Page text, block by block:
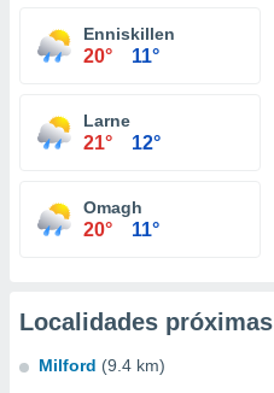
Enniskillen
20° 11°
Larne
21° 12°
Omagh
20° 11°
Localidades próximas
Milford (9.4 km)